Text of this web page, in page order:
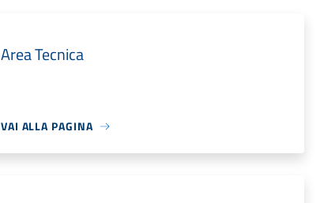
Area Tecnica
VAI ALLA PAGINA